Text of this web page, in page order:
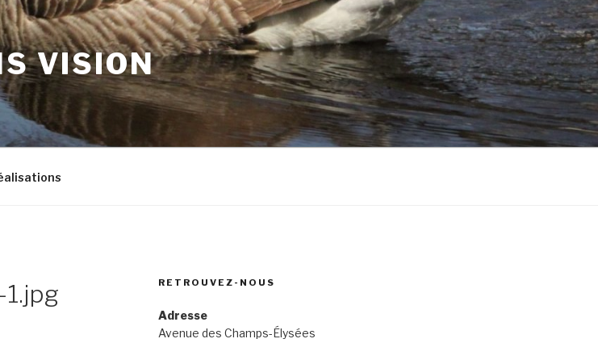
VISION
RETROUVEZ-NOUS
Adresse
Avenue des Champs-Élysées